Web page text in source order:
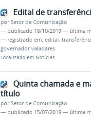
Edital de
porSetor de Comunicação
— publicado 18/10/2019 — última
— registrado em: edital,
governador valadares
Localizado em Notícias
Quinta chamada e
título
porSetor de Comunicação
— publicado 15/07/2019 — última